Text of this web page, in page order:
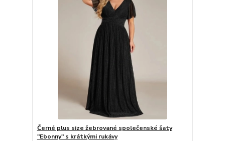
Černé plus size žebrované společenské šaty
"Ebonny" s krátkými rukávy